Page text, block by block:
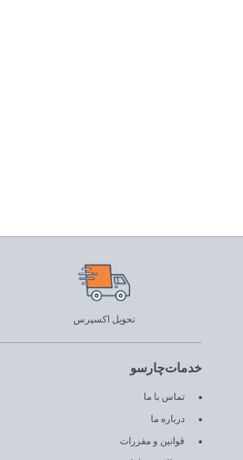
تحویل اکسپرس
خدمات‌چارسو
تماس با ما
درباره ما
قوانین و مقررات